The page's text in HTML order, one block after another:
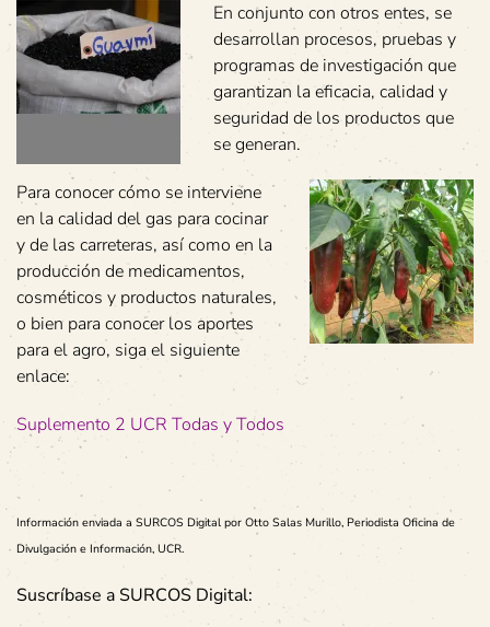
En conjunto con otros entes, se
desarrollan procesos, pruebas y
programas de investigación que
garantizan la eficacia, calidad y
seguridad de los productos que
se generan.
Para conocer cómo se interviene
en la calidad del gas para cocinar
y de las carreteras, así como en la
producción de medicamentos,
cosméticos y productos naturales,
o bien para conocer los aportes
para el agro, siga el siguiente
enlace:
Suplemento 2 UCR Todas y Todos
Información enviada a SURCOS Digital por Otto Salas Murillo, Periodista Oficina de
Divulgación e Información, UCR.
Suscríbase a SURCOS Digital: